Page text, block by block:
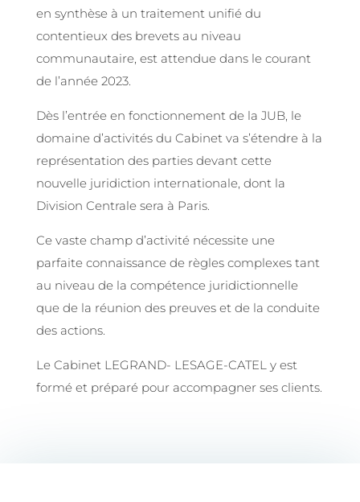
en synthèse à un traitement unifié du
contentieux des brevets au niveau
communautaire, est attendue dans le courant
de l’année 2023.
Dès l’entrée en fonctionnement de la JUB, le
domaine d’activités du Cabinet va s’étendre à la
représentation des parties devant cette
nouvelle juridiction internationale, dont la
Division Centrale sera à Paris.
Ce vaste champ d’activité nécessite une
parfaite connaissance de règles complexes tant
au niveau de la compétence juridictionnelle
que de la réunion des preuves et de la conduite
des actions.
Le Cabinet LEGRAND- LESAGE-CATEL y est
formé et préparé pour accompagner ses clients.